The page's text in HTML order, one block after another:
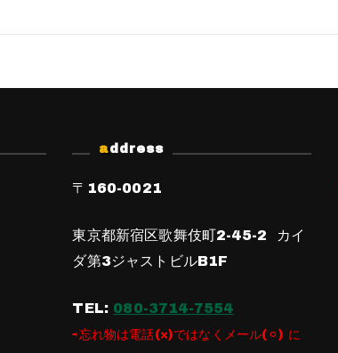
address
〒160-0021
東京都新宿区歌舞伎町2-45-2 カイ
ダ第3ジャストビルB1F
TEL: 080-3714-7554
⇨忘れ物は電話(×)ではなくメール(⚪︎) に